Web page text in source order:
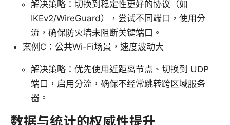
解决策略：切换到稳定性更好的协议（如
IKEv2/WireGuard），尝试不同端口，使用分
流，确保防火墙未阻断关键端口。
案例C：公共Wi-Fi场景，速度波动大
解决策略：优先使用近距离节点、切换到 UDP
端口，启用分流，确保不经常跳转跨区域服务
器。
数据与统计的权威性提升